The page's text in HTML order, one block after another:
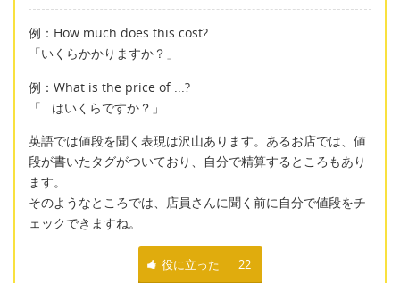
例：How much does this cost?
「いくらかかりますか？」
例：What is the price of ...?
「...はいくらですか？」
英語では値段を聞く表現は沢山あります。あるお店では、値
段が書いたタグがついており、自分で精算するところもあり
ます。
そのようなところでは、店員さんに聞く前に自分で値段をチ
ェックできますね。
役に立った 22